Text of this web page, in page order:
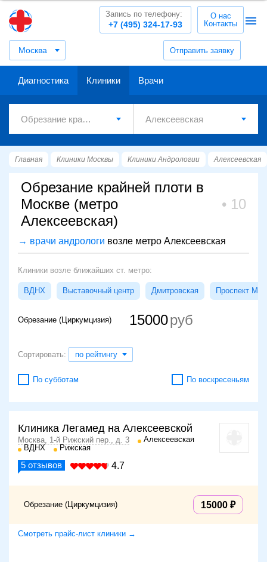
Москва Отправить заявку
+7 (495) 324-17-93
Запись по телефону:
О нас
Контакты
Диагностика Клиники Врачи
Главная Клиники Москвы Клиники Андрологии Алексеевская
Обрезание крайней плоти в
Москве (метро
Алексеевская)
10
→ врачи андрологи возле метро Алексеевская
Клиники возле ближайших ст. метро:
ВДНХ Выставочный центр Дмитровская Проспект
Обрезание (Циркумцизия) 15000
Сортировать: по рейтингу
По субботам По воскресеньям
Клиника Легамед на Алексеевской
Москва, 1-й Рижский пер., д. 3
Алексеевская
ВДНХ
Рижская
5 отзывов 4.7
Обрезание (Циркумцизия) 15000
Смотреть прайс-лист клиники →